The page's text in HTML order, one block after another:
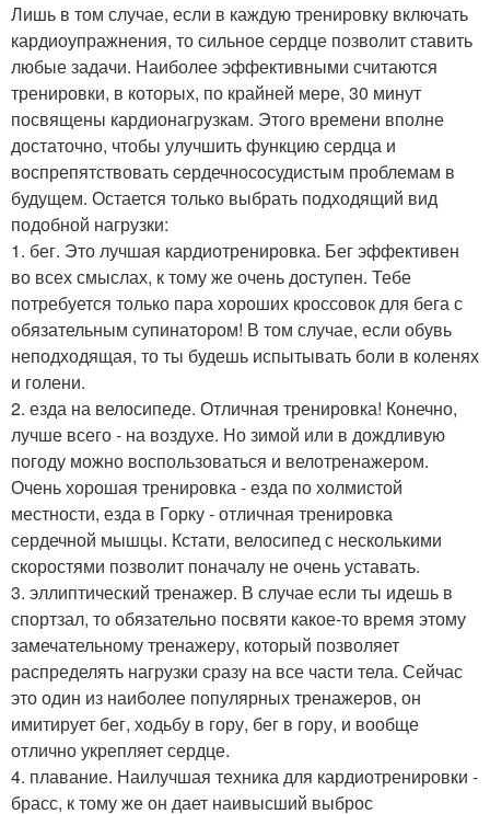
Лишь в том случае, если в каждую тренировку включать
кардиоупражнения, то сильное сердце позволит ставить
любые задачи. Наиболее эффективными считаются
тренировки, в которых, по крайней мере, 30 минут
посвящены кардионагрузкам. Этого времени вполне
достаточно, чтобы улучшить функцию сердца и
воспрепятствовать сердечнососудистым проблемам в
будущем. Остается только выбрать подходящий вид
подобной нагрузки:
1. бег. Это лучшая кардиотренировка. Бег эффективен
во всех смыслах, к тому же очень доступен. Тебе
потребуется только пара хороших кроссовок для бега с
обязательным супинатором! В том случае, если обувь
неподходящая, то ты будешь испытывать боли в коленях
и голени.
2. езда на велосипеде. Отличная тренировка! Конечно,
лучше всего - на воздухе. Но зимой или в дождливую
погоду можно воспользоваться и велотренажером.
Очень хорошая тренировка - езда по холмистой
местности, езда в Горку - отличная тренировка
сердечной мышцы. Кстати, велосипед с несколькими
скоростями позволит поначалу не очень уставать.
3. эллиптический тренажер. В случае если ты идешь в
спортзал, то обязательно посвяти какое-то время этому
замечательному тренажеру, который позволяет
распределять нагрузки сразу на все части тела. Сейчас
это один из наиболее популярных тренажеров, он
имитирует бег, ходьбу в гору, бег в гору, и вообще
отлично укрепляет сердце.
4. плавание. Наилучшая техника для кардиотренировки -
брасс, к тому же он дает наивысший выброс